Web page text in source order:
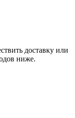
доставку или
ниже.